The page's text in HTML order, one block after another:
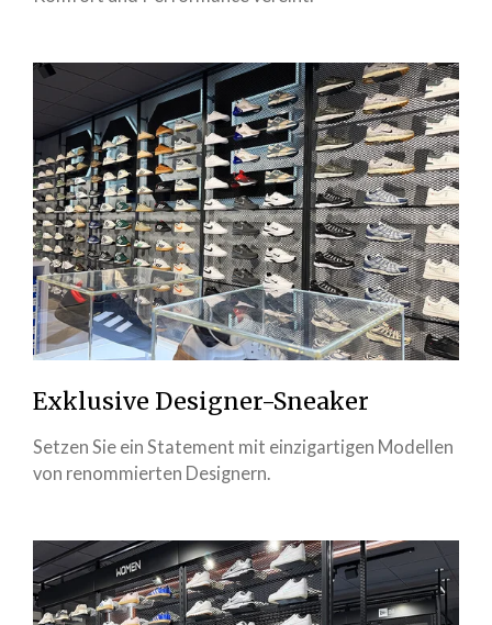
Exklusive Designer-Sneaker
Setzen Sie ein Statement mit einzigartigen Modellen
von renommierten Designern.